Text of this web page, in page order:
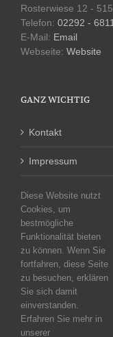
Rosterwiese 12 -
Telefon: 02292 -
E-Mail: Email
Webseite: Website
GANZ WICHTIG
Kontakt
Impressum
KATEGORIEN
Keine Kategorien
Diese Website nutzt
Cookies, um
bestmögliche
Funktionalität bieten
zu können. Wenn Sie
fortfahren, diese Seite
zu besuchen, erklären
Sie sich damit
einverstanden.
Erfahren Sie mehr in
unserer